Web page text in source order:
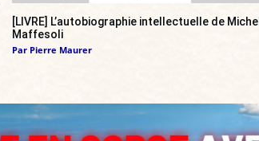
[LIVRE] L’autobiographie intellectuelle de Michel
Maffesoli
Par Pierre Maurer